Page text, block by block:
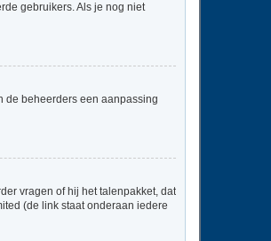
gebruikers. Als je nog niet
de beheerders een aanpassing
vragen of hij het talenpakket, dat
(de link staat onderaan iedere